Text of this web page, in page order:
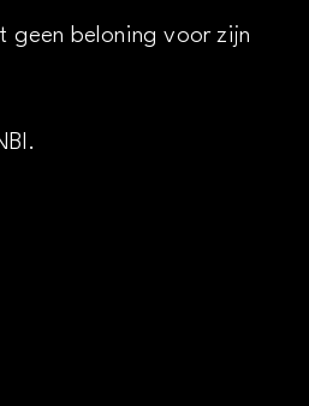
geen beloning voor zijn